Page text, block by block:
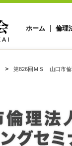
ホーム 倫理
第826回ＭＳ 山口市